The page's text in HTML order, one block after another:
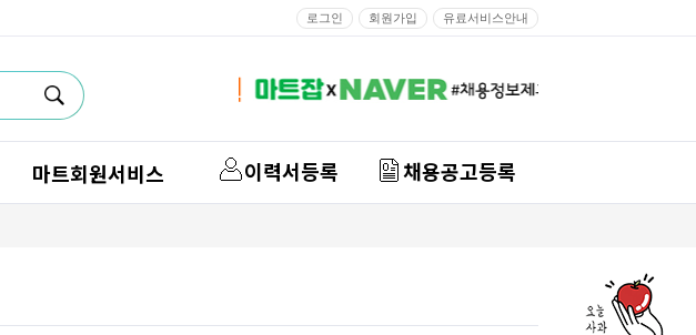
로그인 회원가입 유료서비스안내
마트회원서비스 이력서등록 채용공고등록